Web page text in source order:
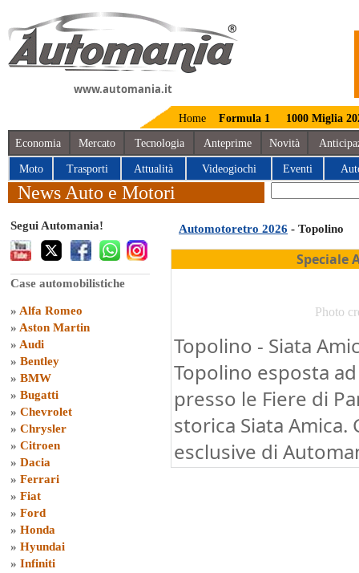
www.automania.it
Home Formula 1 1000 Miglia
Economia Mercato Tecnologia Anteprime Novità
Moto Trasporti Attualità Videogiochi Eventi
News Auto e Motori
Segui Automania!
Case automobilistiche
» Alfa Romeo
» Aston Martin
» Audi
» Bentley
» BMW
» Bugatti
» Chevrolet
» Chrysler
» Citroen
» Dacia
» Ferrari
» Fiat
» Ford
» Honda
» Hyundai
» Infiniti
Automotoretro 2026 - Topolino
Speciale
Photo
Topolino - Siata
Topolino esposta
presso le Fiere di
storica Siata Amica.
esclusive di